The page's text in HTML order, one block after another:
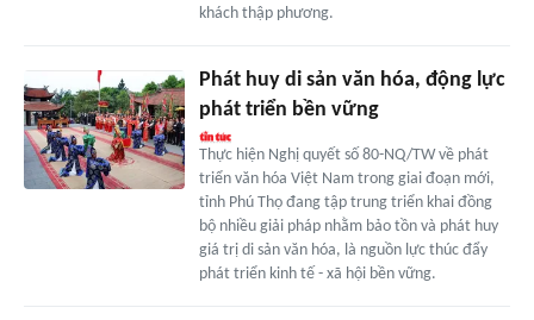
khách thập phương.
Phát huy di sản văn hóa, động lực
phát triển bền vững
Thực hiện Nghị quyết số 80-NQ/TW về phát
triển văn hóa Việt Nam trong giai đoạn mới,
tỉnh Phú Thọ đang tập trung triển khai đồng
bộ nhiều giải pháp nhằm bảo tồn và phát huy
giá trị di sản văn hóa, là nguồn lực thúc đẩy
phát triển kinh tế - xã hội bền vững.